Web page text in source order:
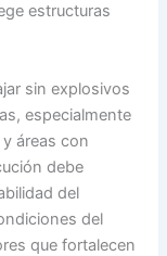
estructuras
sin explosivos
especialmente
áreas con
debe
del
del
que fortalecen